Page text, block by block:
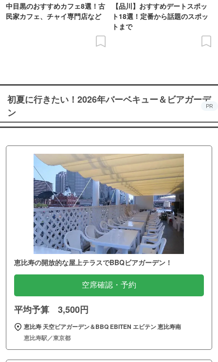
中目黒のおすすめカフェ8選！古
民家カフェ、チャイ専門店など
【品川】おすすめデートスポッ
ト18選！定番から話題のスポッ
トまで
初夏に行きたい！2026年バーベキュー＆ビアガーデ
ン
PR
恵比寿の開放的な屋上テラスでBBQビアガーデン！
空席確認・予約
平均予算 3,500円
恵比寿 天空ビアガーデン＆BBQ EBITEN エビテン 恵比寿南
恵比寿駅／東京都